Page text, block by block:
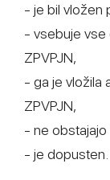
- je bil vložen
- vsebuje vse
ZPVPJN,
- ga je vložila
ZPVPJN,
- ne obstajajo
- je dopusten.